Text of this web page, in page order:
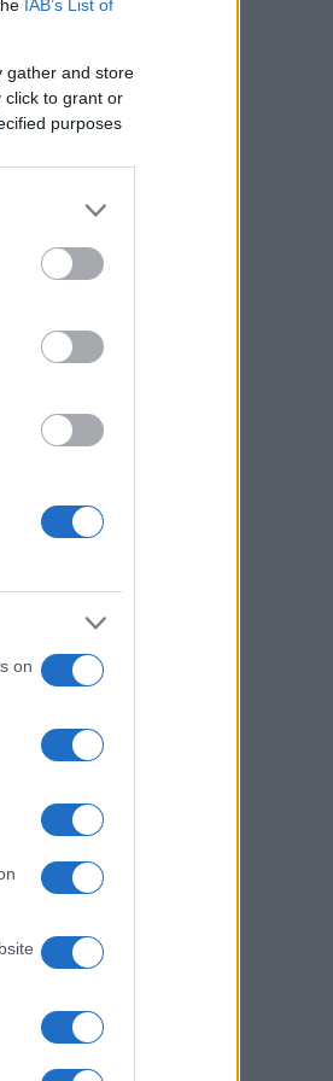
IAB’s List of
gather and store
click to grant or
purposes
on